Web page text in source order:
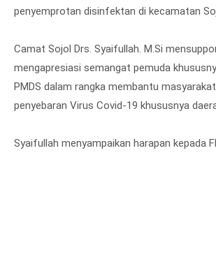
penyemprotan disinfektan di kecamatan
Camat Sojol Drs. Syaifullah. M.Si
mengapresiasi semangat pemuda
PMDS dalam rangka membantu
penyebaran Virus Covid-19 khususnya
Syaifullah menyampaikan harapan kepada